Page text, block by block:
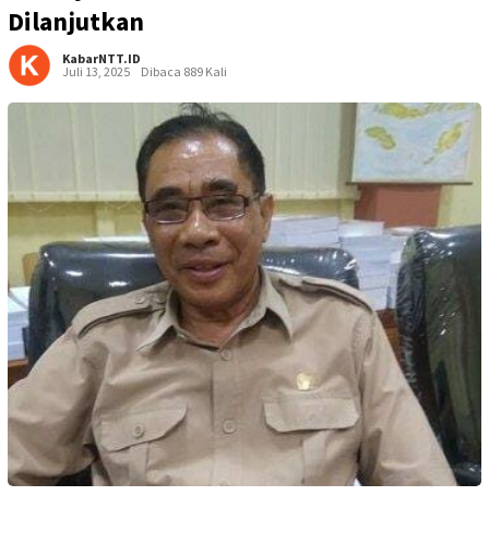
Dilanjutkan
KabarNTT.ID
Juli 13, 2025
Dibaca 889 Kali